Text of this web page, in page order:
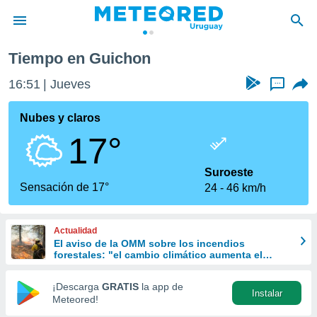
de
ha
calidad.
a este
las
y
forma
digital
basada
Tiempo en Guichon
16:51 Jueves ...
Nubes y claros
17°
Sensación de 17°
Suroeste
24
46 km/h
Actualidad
El aviso de la OMM sobre los incendios
forestales: "el cambio climático aumenta el
¡Descarga GRATIS la app de
Meteored!
Instalar